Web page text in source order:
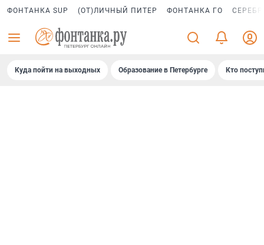
ФОНТАНКА SUP (ОТ)ЛИЧНЫЙ ПИТЕР ФОНТАНКА ГО
Куда пойти на выходных Образование в Петербурге Кто